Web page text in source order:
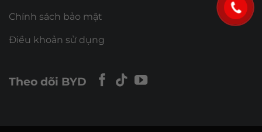
Chính sách bảo mật
Điều khoản sử dụng
Theo dõi BYD